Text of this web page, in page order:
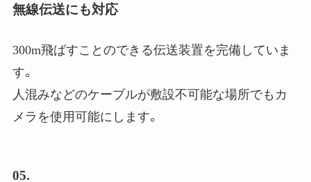
無線伝送にも対応
300m飛ばすことのできる伝送装置を完備していま
す。
人混みなどのケーブルが敷設不可能な場所でもカ
メラを使用可能にします。
05.